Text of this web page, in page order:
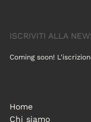
ISCRIVITI ALLA
Coming soon!
Home
Chi siamo